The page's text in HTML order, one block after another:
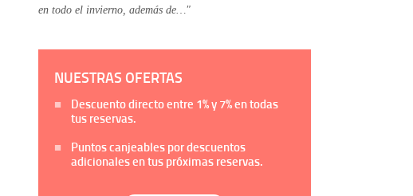
en todo el invierno, además de…"
NUESTRAS OFERTAS
Descuento directo entre 1%y7%en todas
tus reservas.
Puntos canjeables por descuentos
adicionales en tus próximas reservas.